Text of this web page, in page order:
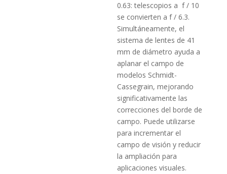
0.63: telescopios a f / 10
se convierten a f / 6.3.
Simultáneamente, el
sistema de lentes de 41
mm de diámetro ayuda a
aplanar el campo de
modelos Schmidt-
Cassegrain, mejorando
significativamente las
correcciones del borde de
campo. Puede utilizarse
para incrementar el
campo de visión y reducir
la ampliación para
aplicaciones visuales.